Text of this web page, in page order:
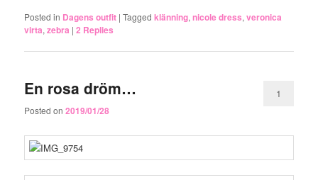
Posted in Dagens outfit |Tagged klänning,nicole dress,veronica
virta,zebra |2 Replies
En rosa dröm…
Posted on2019/01/28
1